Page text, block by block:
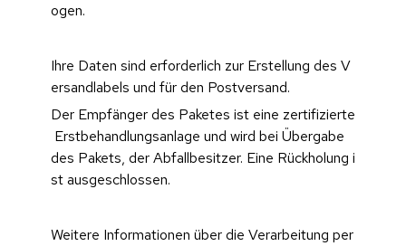
ogen.
Ihre Daten sind erforderlich zur Erstellung des V
ersandlabels und für den Postversand.
Der Empfänger des Paketes ist eine zertifizierte
Erstbehandlungsanlage und wird bei Übergabe
des Pakets, der Abfallbesitzer. Eine Rückholung i
st ausgeschlossen.
Weitere Informationen über die Verarbeitung per